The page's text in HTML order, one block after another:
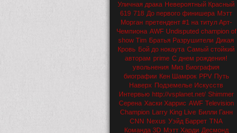
Уличная драка Невероятный Красный
619 718 До первого финишера Мэтт
Морган претендент #1 на титул Арт-
Чемпиона AWF Undisputed champion of
show Tim Братья Разрушители Дикая
Кровь Бой до нокаута Самый стойкий
авторам prime С днем рождения!
увольнения Миз Биография
биографии Кен Шамрок PPV Путь
Наверх Подземелье Искусств
Интервью http://vsplanet.net/ Shimmer
Серена Хаски Харрис AWF Television
Champion Larry King Live Билли Ганн
CNN Nexus Уэйд Баррет TNA
Команда 3D Мэтт Харди Десмонд